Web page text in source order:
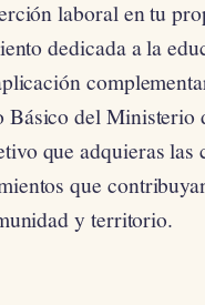
laboral en tu
dedicada a la
del Ministerio
que adquieras las
que
y territorio.